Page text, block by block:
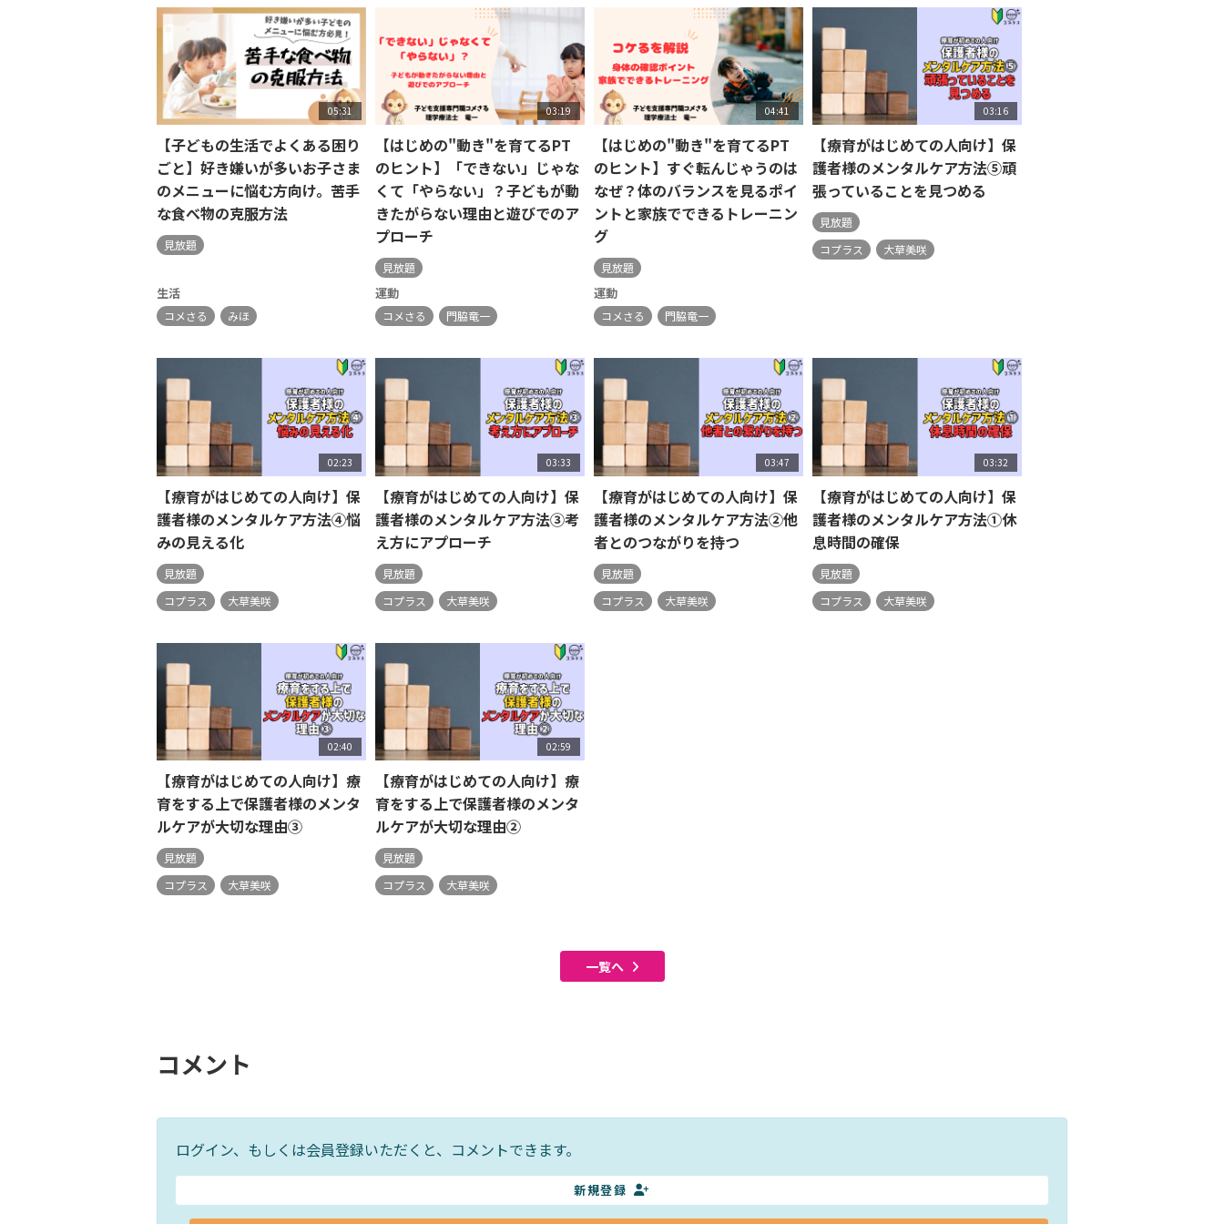
05:31
【子どもの生活でよくある困り
ごと】好き嫌いが多いお子さま
のメニューに悩む方向け。苦手
な食べ物の克服方法
見放題
生活
コメさる みほ
03:19
【はじめの"動き"を育てるPT
のヒント】「できない」じゃな
くて「やらない」？子どもが動
きたがらない理由と遊びでのア
プローチ
見放題
運動
コメさる 門脇竜一
04:41
【はじめの"動き"を育てるPT
のヒント】すぐ転んじゃうのは
なぜ？体のバランスを見るポイ
ントと家族でできるトレーニン
グ
見放題
運動
コメさる 門脇竜一
03:16
【療育がはじめての人向け】保
護者様のメンタルケア方法⑤頑
張っていることを見つめる
見放題
コプラス
大草美咲
02:23
【療育がはじめての人向け】保
護者様のメンタルケア方法④悩
みの見える化
見放題
コプラス
大草美咲
03:33
【療育がはじめての人向け】保
護者様のメンタルケア方法③考
え方にアプローチ
見放題
コプラス
大草美咲
03:47
【療育がはじめての人向け】保
護者様のメンタルケア方法②他
者とのつながりを持つ
見放題
コプラス
大草美咲
03:32
【療育がはじめての人向け】保
護者様のメンタルケア方法①休
息時間の確保
見放題
コプラス
大草美咲
02:40
【療育がはじめての人向け】療
育をする上で保護者様のメンタ
ルケアが大切な理由③
見放題
コプラス
大草美咲
02:59
【療育がはじめての人向け】療
育をする上で保護者様のメンタ
ルケアが大切な理由②
見放題
コプラス
大草美咲
一覧へ
コメント
ログイン、もしくは会員登録いただくと、コメントできます。
新規登録